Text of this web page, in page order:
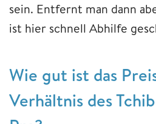
sein. Entfernt man dann
ist hier schnell Abhilfe
Wie gut ist das
Verhältnis des